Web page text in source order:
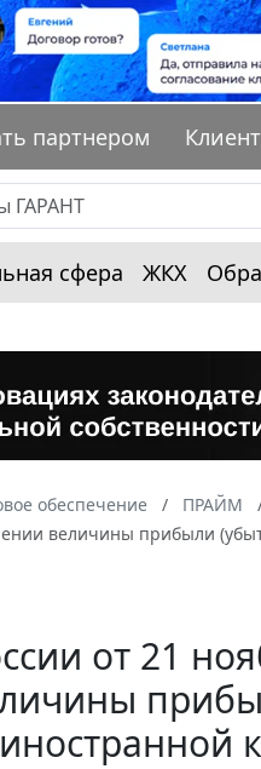
партнером
сфера ЖКХ
обеспечение ПРАЙМ
величины прибыли
от 21
иностранной